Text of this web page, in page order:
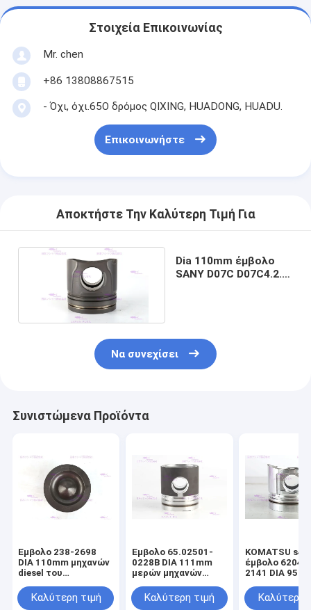
Στοιχεία Επικοινωνίας
Mr. chen
+86 13808867515
- Όχι, όχι.65Ο δρόμος QIXING, HUADONG, HUADU.
Επικοινωνήστε
Αποκτήστε Την Καλύτερη Τιμή Για
Dia 110mm έμβολο
SANY D07C D07C4.2.5-
Να συνεχίσει
Συνιστώμενα Προϊόντα
Έμβολο 238-2698
DIA 110mm μηχανών
diesel του
Καλύτερη τιμή
Έμβολο 65.02501-
0228B DIA 111mm
μερών μηχανών
Καλύτερη τιμή
KOMATSU
έμβολο 6204-
2141 DIA
Καλύτερη